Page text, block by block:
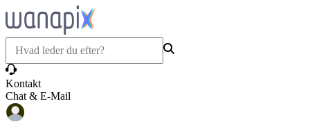
Kontakt
Chat & E-Mail